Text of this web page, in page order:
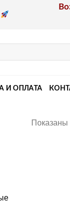
И ОПЛАТА
Показаны